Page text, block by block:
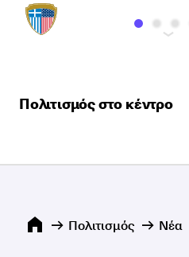
Πολιτισμός στο κέντρο
Πολιτισμός Νέα